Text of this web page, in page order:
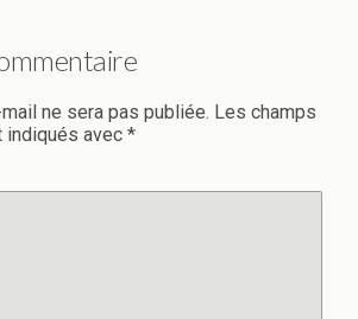
ne sera pas publiée. Les champs
avec *